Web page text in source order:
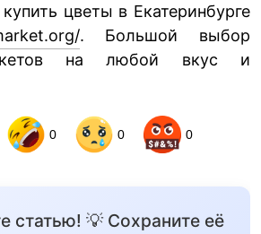
цветы в Екатеринбурге
. Большой выбор
на любой вкус и
0 0 0
статью! 💡 Сохраните её